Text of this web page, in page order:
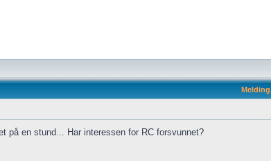
Melding
på en stund... Har interessen for RC forsvunnet?